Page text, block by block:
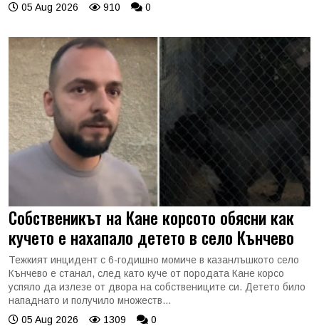
05 Aug 2026
910 0
Собственикът на Кане корсото обясни как
кучето е нахапало детето в село Кънчево
Тежкият инцидент с 6-годишно момиче в казанлъшкото село
Кънчево е станал, след като куче от породата Кане корсо
успяло да излезе от двора на собствениците си. Детето било
нападнато и получило множеств...
05 Aug 2026
1309 0